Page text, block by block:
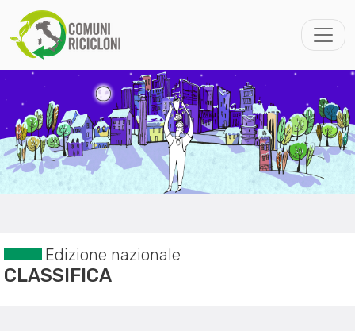
Edizione nazionale
CLASSIFICA